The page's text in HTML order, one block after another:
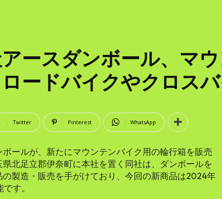
ースダンボール、マ
ードバイクやクロス
Twitter Pinterest WhatsApp
ールが、新たにマウンテンバイク用の輪行箱を販売
北足立郡伊奈町に本社を置く同社は、ダンボールを
製造・販売を手がけており、今回の新商品は2024年
す。